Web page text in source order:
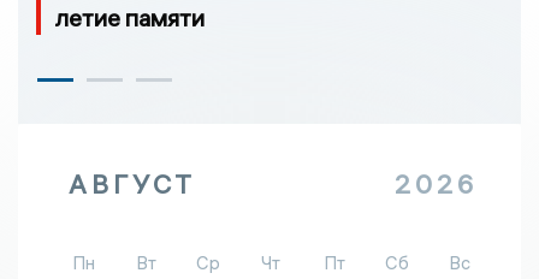
летие памяти
АВГУСТ 2026
Пн Вт Ср Чт Пт Сб
Вс